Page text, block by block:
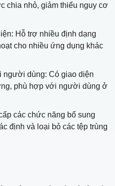
chia nhỏ, giảm thiểu nguy cơ
Hỗ trợ nhiều định dạng
cho nhiều ứng dụng khác
người dùng: Có giao diện
phù hợp với người dùng ở
các chức năng bổ sung
định và loại bỏ các tệp trùng